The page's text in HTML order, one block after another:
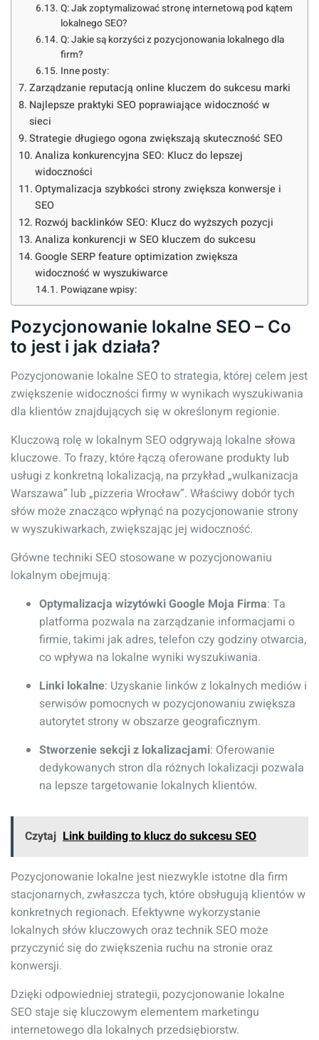
Q: Jak zoptymalizować stronę internetową pod kątem
lokalnego SEO?
Q: Jakie są korzyści z pozycjonowania lokalnego dla
firm?
Inne posty:
Zarządzanie reputacją online kluczem do sukcesu marki
Najlepsze praktyki SEO poprawiające widoczność w
sieci
Strategie długiego ogona zwiększają skuteczność SEO
Analiza konkurencyjna SEO: Klucz do lepszej
widoczności
Optymalizacja szybkości strony zwiększa konwersje i
SEO
Rozwój backlinków SEO: Klucz do wyższych pozycji
Analiza konkurencji w SEO kluczem do sukcesu
Google SERP feature optimization zwiększa
widoczność w wyszukiwarce
Powiązane wpisy:
Pozycjonowanie lokalne SEO – Co
to jest i jak działa?
Pozycjonowanie lokalne SEO to strategia, której celem jest
zwiększenie widoczności firmy w wynikach wyszukiwania
dla klientów znajdujących się w określonym regionie.
Kluczową rolę w lokalnym SEO odgrywają lokalne słowa
kluczowe. To frazy, które łączą oferowane produkty lub
usługi z konkretną lokalizacją, na przykład „wulkanizacja
Warszawa” lub „pizzeria Wrocław”. Właściwy dobór tych
słów może znacząco wpłynąć na pozycjonowanie strony
w wyszukiwarkach, zwiększając jej widoczność.
Główne techniki SEO stosowane w pozycjonowaniu
lokalnym obejmują:
Optymalizacja wizytówki Google Moja Firma: Ta
platforma pozwala na zarządzanie informacjami o
firmie, takimi jak adres, telefon czy godziny otwarcia,
co wpływa na lokalne wyniki wyszukiwania.
Linki lokalne: Uzyskanie linków z lokalnych mediów i
serwisów pomocnych w pozycjonowaniu zwiększa
autorytet strony w obszarze geograficznym.
Stworzenie sekcji z lokalizacjami: Oferowanie
dedykowanych stron dla różnych lokalizacji pozwala
na lepsze targetowanie lokalnych klientów.
Czytaj Link building to klucz do sukcesu SEO
Pozycjonowanie lokalne jest niezwykle istotne dla firm
stacjonarnych, zwłaszcza tych, które obsługują klientów w
konkretnych regionach. Efektywne wykorzystanie
lokalnych słów kluczowych oraz technik SEO może
przyczynić się do zwiększenia ruchu na stronie oraz
konwersji.
Dzięki odpowiedniej strategii, pozycjonowanie lokalne
SEO staje się kluczowym elementem marketingu
internetowego dla lokalnych przedsiębiorstw.